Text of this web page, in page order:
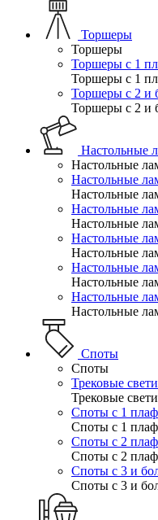
Торшеры
Торшеры
Торшеры с 1
Торшеры с 1
Торшеры с 2 и
Торшеры с 2 и
Настольные
Настольные
Настольные
Настольные
Настольные
Настольные
Настольные
Настольные
Настольные
Настольные
Настольные
Настольные
Споты
Споты
Трековые
Трековые
Споты с 1
Споты с 1
Споты с 2
Споты с 2
Споты с 3 и
Споты с 3 и